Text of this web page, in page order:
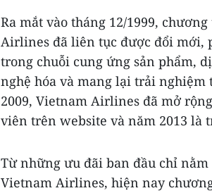
Ra mắt vào tháng 12/1999,
Airlines đã liên tục được đổi mới,
trong chuỗi cung ứng sản phẩm,
nghệ hóa và mang lại trải
2009, Vietnam Airlines đã mở
viên trên website và năm 2013 là
Từ những ưu đãi ban đầu chỉ
Vietnam Airlines, hiện nay